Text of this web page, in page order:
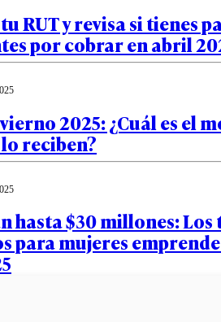
RUT y revisa si tienes
por cobrar en abril
2025: ¿Cuál es el
reciben?
hasta $30 millones: Los
para mujeres